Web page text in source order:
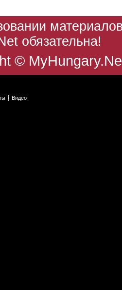
обязательна!
©
Видео